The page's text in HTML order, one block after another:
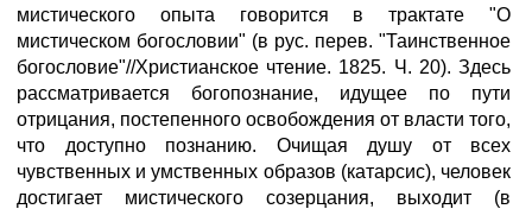
мистического опыта говорится в трактате "О
мистическом богословии" (в рус. перев. "Таинственное
богословие"//Христианское чтение. 1825. Ч. 20). Здесь
рассматривается богопознание, идущее по пути
отрицания, постепенного освобождения от власти того,
что доступно познанию. Очищая душу от всех
чувственных и умственных образов (катарсис), человек
достигает мистического созерцания, выходит (в